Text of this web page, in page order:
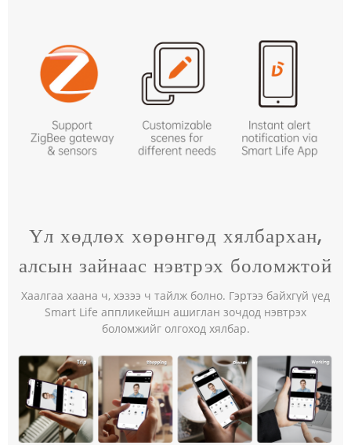
Үл хөдлөх хөрөнгөд хялбархан,
алсын зайнаас нэвтрэх боломжтой
Хаалгаа хаана ч, хэзээ ч тайлж болно. Гэртээ байхгүй үед
Smart Life аппликейшн ашиглан зочдод нэвтрэх
боломжийг олгоход хялбар.